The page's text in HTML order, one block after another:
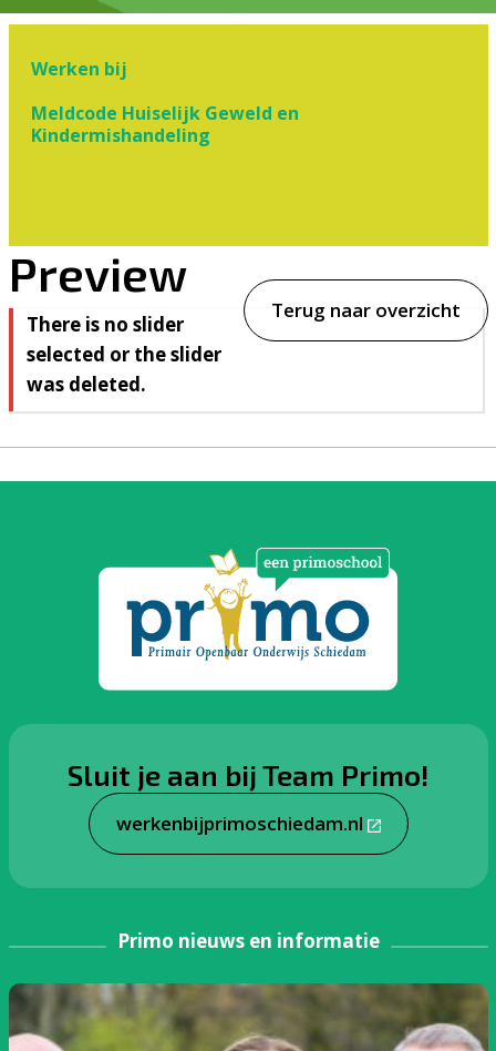
Werken bij
Meldcode Huiselijk Geweld en
Kindermishandeling
Terug naar overzicht
Preview
There is no slider
selected or the slider
was deleted.
Sluit je aan bij Team Primo!
werkenbijprimoschiedam.nl
Primo nieuws en informatie